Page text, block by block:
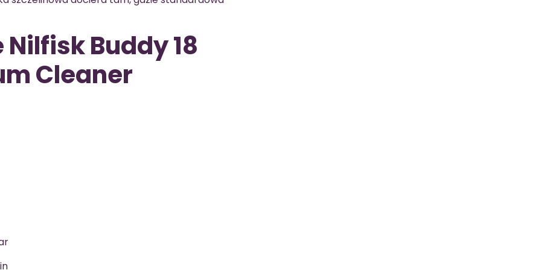
Buddy 18
Cleaner